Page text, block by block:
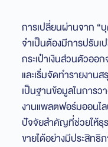
การเปลี่ยนผ่านจาก “
จำเป็นต้องมีการปรับเ
กระเป๋าเงินส่วนตัวออ
และเริ่มจัดทำรายงาน
เป็นฐานข้อมูลในการว
งานแพลตฟอร์มออนไ
ปัจจัยสำคัญที่ช่วยให้ธุ
ขายได้อย่างมีประสิทธิ